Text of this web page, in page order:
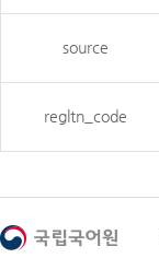
source
regltn_code